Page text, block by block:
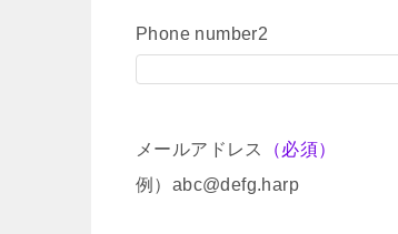
Phone number2
メールアドレス
（必須）
例）abc@defg.harp